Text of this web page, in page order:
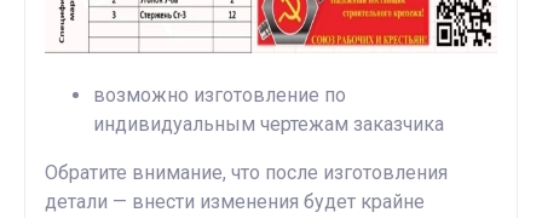
возможно изготовление по
индивидуальным чертежам заказчика
Обратите внимание, что после изготовления
детали — внести изменения будет крайне